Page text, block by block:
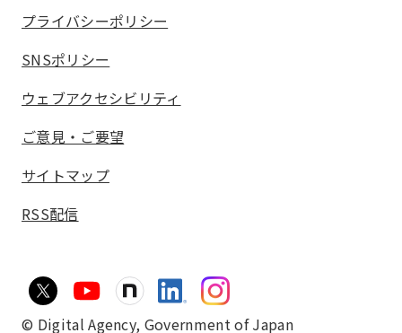
プライバシーポリシー
SNSポリシー
ウェブアクセシビリティ
ご意見・ご要望
サイトマップ
RSS配信
© Digital Agency, Government of Japan